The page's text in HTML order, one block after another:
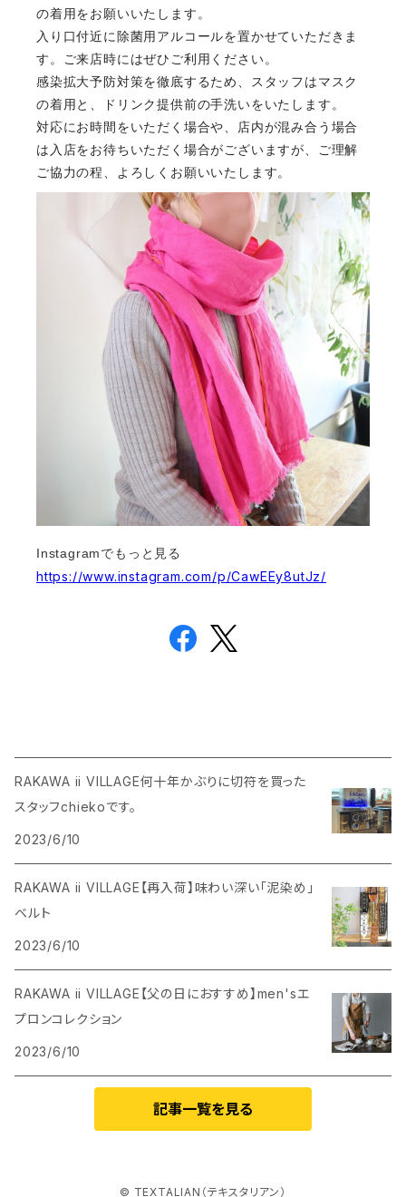
の着用をお願いいたします。
入り口付近に除菌用アルコールを置かせていただきま
す。ご来店時にはぜひご利用ください。
感染拡大予防対策を徹底するため、スタッフはマスク
の着用と、ドリンク提供前の手洗いをいたします。
対応にお時間をいただく場合や、店内が混み合う場合
は入店をお待ちいただく場合がございますが、ご理解
ご協力の程、よろしくお願いいたします。
Instagramでもっと見る
https://www.instagram.com/p/CawEEy8utJz/
RAKAWA ii VILLAGE何十年かぶりに切符を買った
スタッフchiekoです。
2023/6/10
RAKAWA ii VILLAGE【再入荷】味わい深い「泥染め」
ベルト
2023/6/10
RAKAWA ii VILLAGE【父の日におすすめ】men'sエ
プロンコレクション
2023/6/10
記事一覧を見る
© TEXTALIAN（テキスタリアン）